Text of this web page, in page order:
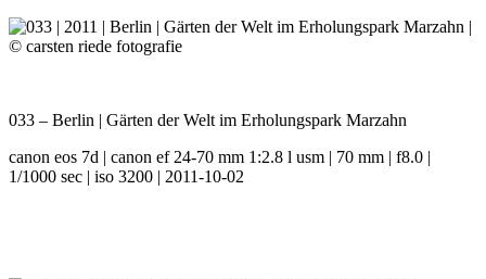
033 – Berlin | Gärten der Welt im Erholungspark Marzahn
canon eos 7d | canon ef 24-70 mm 1:2.8 l usm | 70 mm | f8.0 |
1/1000 sec | iso 3200 | 2011-10-02